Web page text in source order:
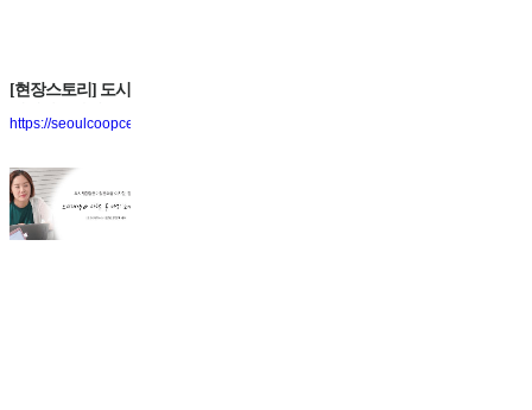
[현장스토리] 도시
조합 틔움이 틔워
https://seoulcoopcenter.blog.me/221577640520